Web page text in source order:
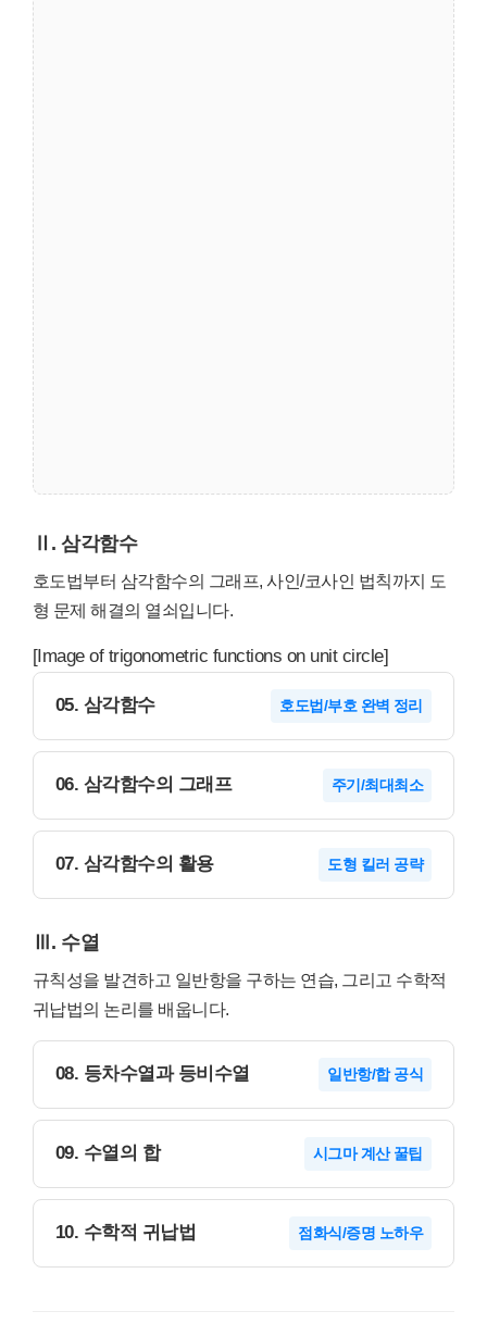
Ⅱ. 삼각함수
호도법부터 삼각함수의 그래프, 사인/코사인 법칙까지 도
형 문제 해결의 열쇠입니다.
[Image of trigonometric functions on unit circle]
05. 삼각함수 호도법/부호 완벽 정리
06. 삼각함수의 그래프 주기/최대최소
07. 삼각함수의 활용 도형 킬러 공략
Ⅲ. 수열
규칙성을 발견하고 일반항을 구하는 연습, 그리고 수학적
귀납법의 논리를 배웁니다.
08. 등차수열과 등비수열 일반항/합 공식
09. 수열의 합 시그마 계산 꿀팁
10. 수학적 귀납법 점화식/증명 노하우